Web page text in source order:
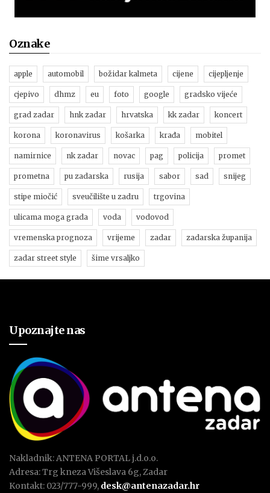
Oznake
apple automobil božidar kalmeta cijene cijepljenje
cjepivo dhmz eu foto google gradsko vijeće
grad zadar hnk zadar hrvatska kk zadar koncert
korona koronavirus košarka krađa mobitel
namirnice nk zadar novac pag policija promet
prometna pu zadarska rusija sabor sad snijeg
stipe miočić sveučilište u zadru trgovina
ulicama moga grada voda vodovod
vremenska prognoza vrijeme zadar zadarska županija
zadar street style šime vrsaljko
Upoznajte nas
Nakladnik: ANTENA PORTAL j.d.o.o.
Adresa: Trg kneza Višeslava 6g, Zadar
Kontakt: 023/777-999, desk@antenazadar.hr